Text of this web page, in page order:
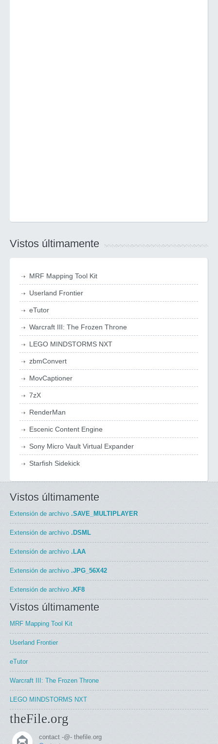
Vistos últimamente
MRF Mapping Tool Kit
Userland Frontier
eTutor
Warcraft III: The Frozen Throne
LEGO MINDSTORMS NXT
zbmConvert
MovCaptioner
7zX
RenderMan
Escenic Content Engine
Sony Micro Vault Virtual Expander
Starfish Sidekick
Vistos últimamente
Extensión de archivo .SAVE_MULTIPLAYER
Extensión de archivo .DSML
Extensión de archivo .LAA
Extensión de archivo .JPG_56X42
Extensión de archivo .KF8
Vistos últimamente
MRF Mapping Tool Kit
Userland Frontier
eTutor
Warcraft III: The Frozen Throne
LEGO MINDSTORMS NXT
theFile.org
contact -@- thefile.org